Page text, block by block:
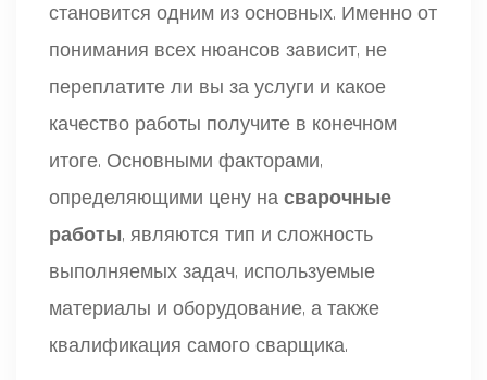
становится одним из основных. Именно от
понимания всех нюансов зависит, не
переплатите ли вы за услуги и какое
качество работы получите в конечном
итоге. Основными факторами,
определяющими цену на сварочные
работы, являются тип и сложность
выполняемых задач, используемые
материалы и оборудование, а также
квалификация самого сварщика.